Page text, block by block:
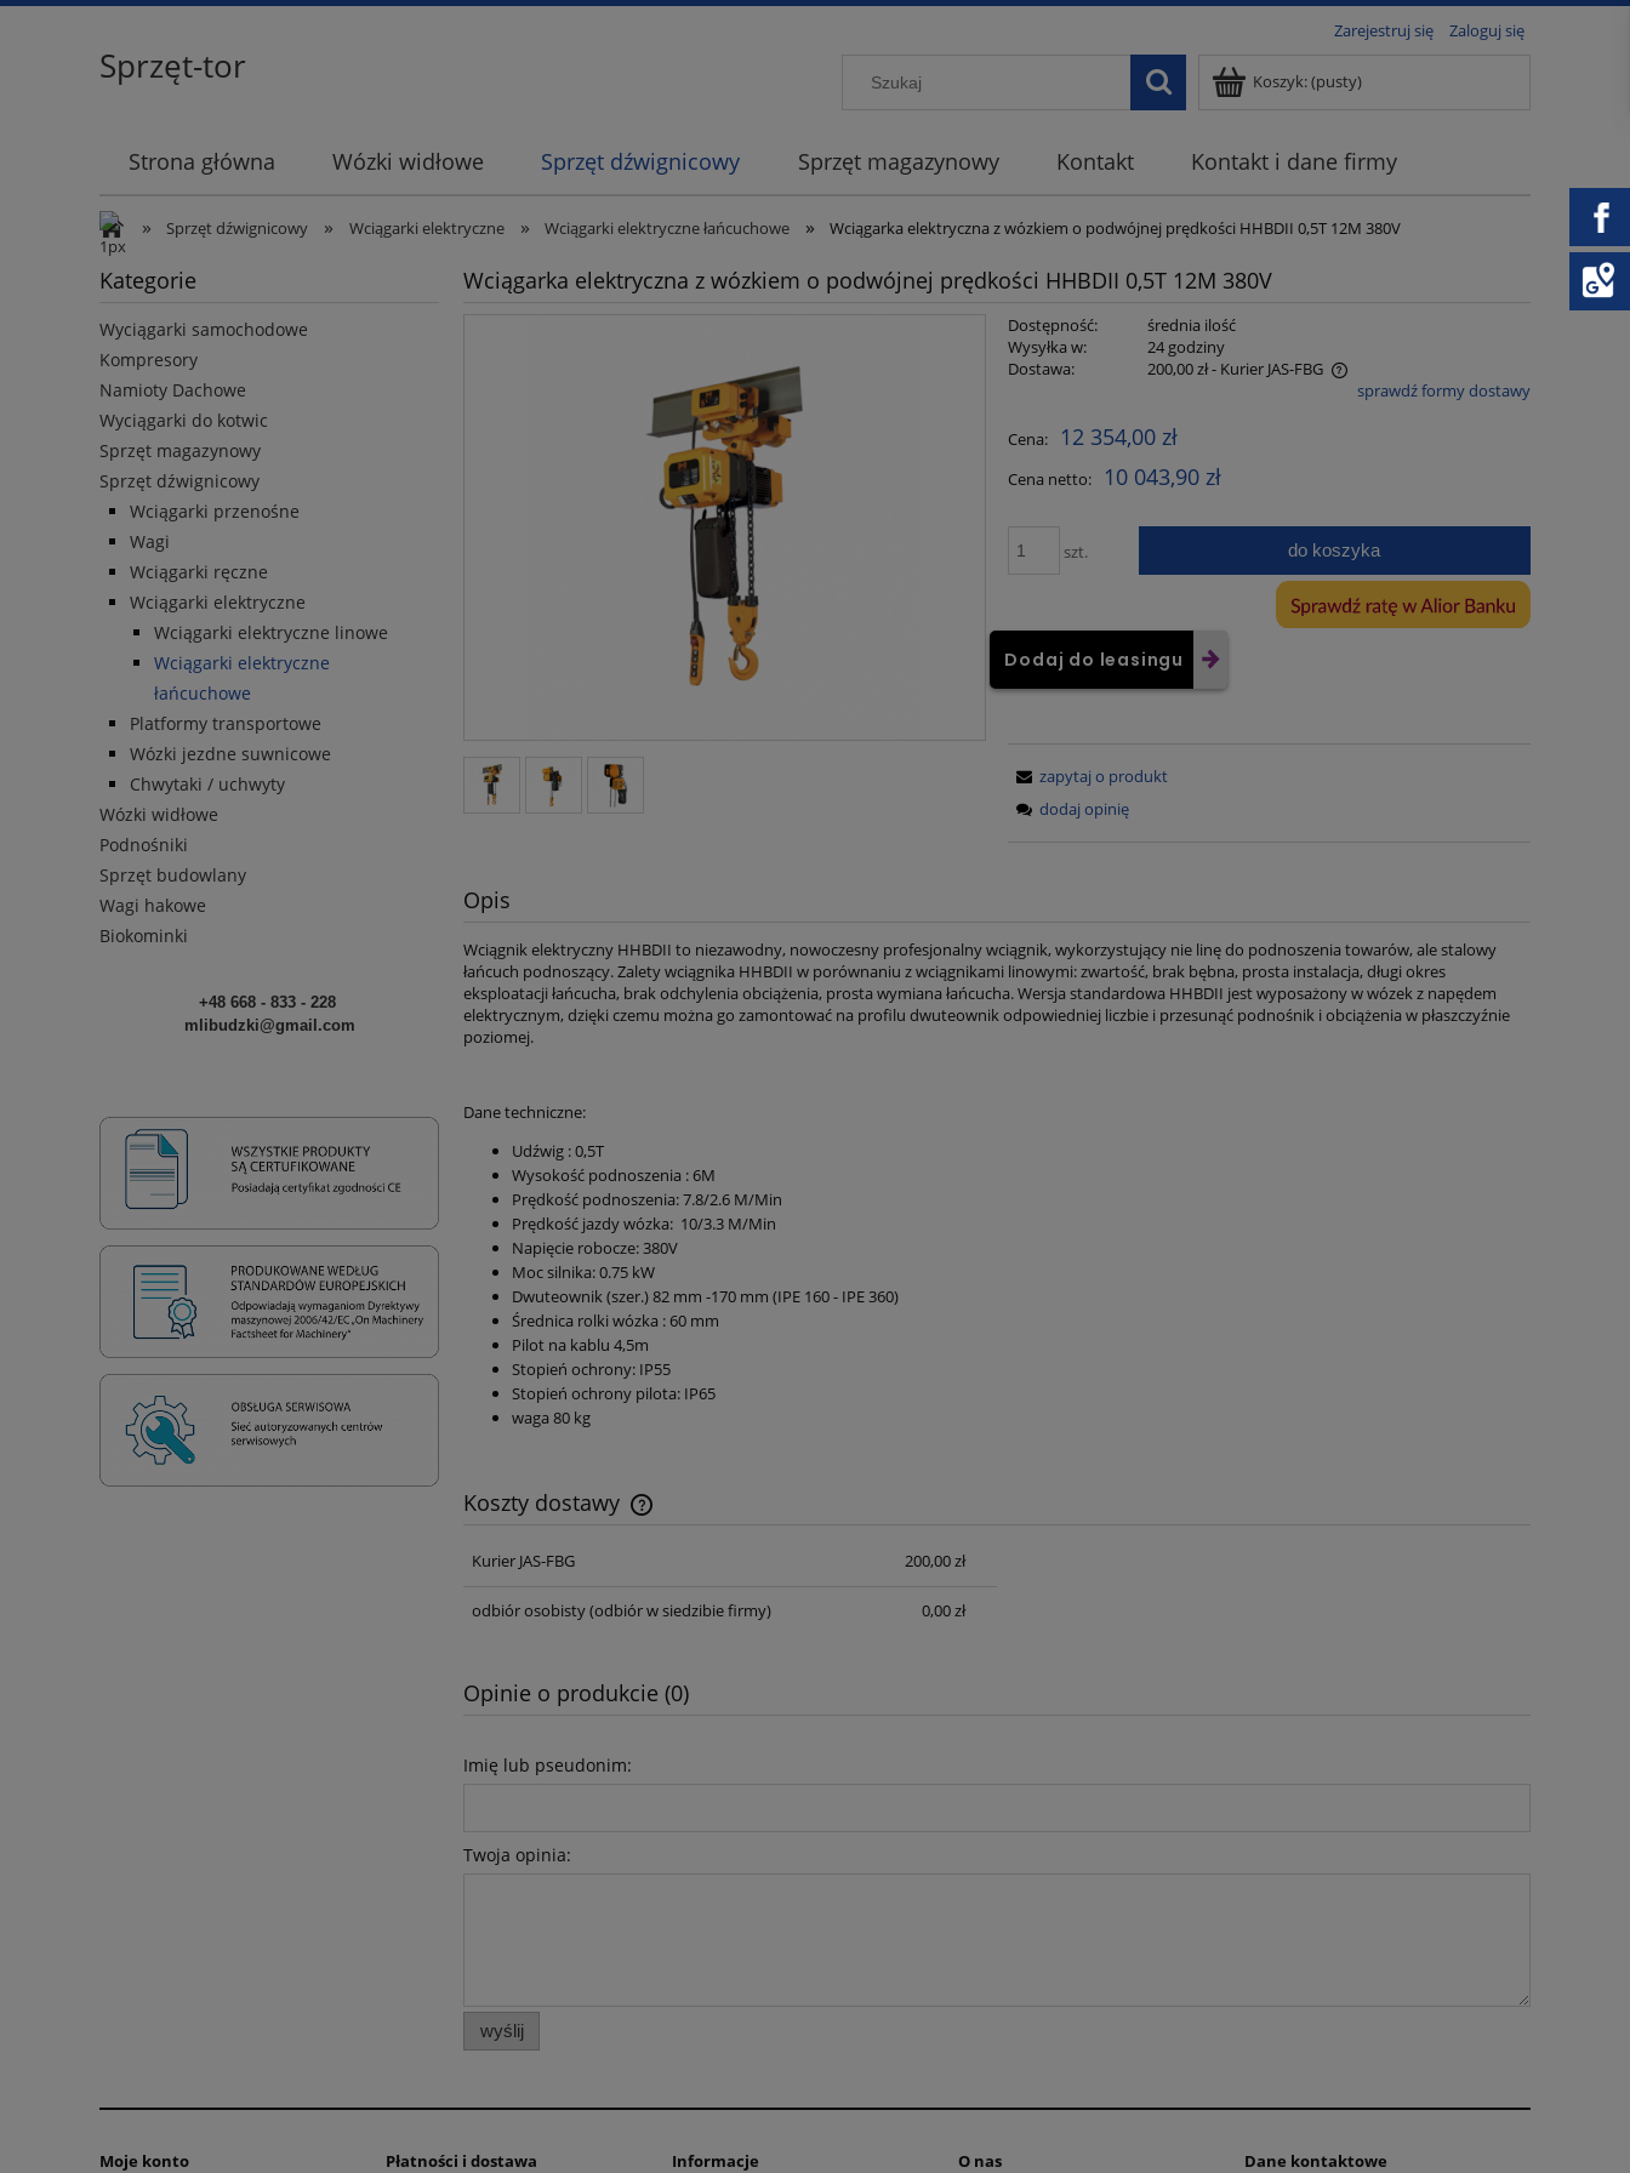
Zarejestruj się Zaloguj się
Sprzęt-tor Koszyk:(pusty)
Strona główna Wózki widłowe Sprzęt dźwignicowy Sprzęt magazynowy Kontakt Kontakt i dane firmy
» Sprzęt dźwignicowy » Wciągarki elektryczne » Wciągarki elektryczne łańcuchowe » Wciągarka elektryczna z wózkiem o podwójnej prędkości HHBDII 0,5T 12M 380V
Kategorie
Wyciągarki samochodowe
Kompresory
Namioty Dachowe
Wyciągarki do kotwic
Sprzęt magazynowy
Sprzęt dźwignicowy
Wciągarki przenośne
Wagi
Wciągarki ręczne
Wciągarki elektryczne
Wciągarki elektryczne linowe
Wciągarki elektryczne
łańcuchowe
Platformy transportowe
Wózki jezdne suwnicowe
Chwytaki / uchwyty
Wózki widłowe
Podnośniki
Sprzęt budowlany
Wagi hakowe
Biokominki
+48 668 - 833 - 228
mlibudzki@gmail.com
Wciągarka elektryczna z wózkiem o podwójnej prędkości HHBDII 0,5T 12M 380V
Dostępność:
średnia ilość
Wysyłka w:
24 godziny
Dostawa:
200,00 zł- Kurier JAS-FBG
płatności
sprawdź formy dostawy
Cena: 12 354,00 zł
Cena netto: 10 043,90 zł
szt. do koszyka
Dodaj do leasingu
zapytaj o produkt
dodaj opinię
Opis
Wciągnik elektryczny HHBDII to niezawodny, nowoczesny profesjonalny wciągnik, wykorzystujący nie linę do podnoszenia towarów, ale stalowy
łańcuch podnoszący. Zalety wciągnika HHBDII w porównaniu z wciągnikami linowymi: zwartość, brak bębna, prosta instalacja, długi okres
eksploatacji łańcucha, brak odchylenia obciążenia, prosta wymiana łańcucha. Wersja standardowa HHBDII jest wyposażony w wózek z napędem
elektrycznym, dzięki czemu można go zamontować na profilu dwuteownik odpowiedniej liczbie i przesunąć podnośnik i obciążenia w płaszczyźnie
poziomej.
Dane techniczne:
Udźwig : 0,5T
Wysokość podnoszenia : 6M
Prędkość podnoszenia: 7.8/2.6 M/Min
Prędkość jazdy wózka: 10/3.3 M/Min
Napięcie robocze: 380V
Moc silnika: 0.75 kW
Dwuteownik (szer.) 82 mm -170 mm (IPE 160 - IPE 360)
Średnica rolki wózka : 60 mm
Pilot na kablu 4,5m
Stopień ochrony: IP55
Stopień ochrony pilota: IP65
waga 80 kg
Koszty dostawy
Cena nie zawiera ewentualnych kosztów
Kurier JAS-FBG 200,00 zł
odbiór osobisty(odbiór w siedzibie firmy) 0,00 zł
Opinie o produkcie (0)
Imię lub pseudonim:
Twoja opinia:
wyślij
Moje konto Płatności i dostawa Informacje O nas Dane kontaktowe